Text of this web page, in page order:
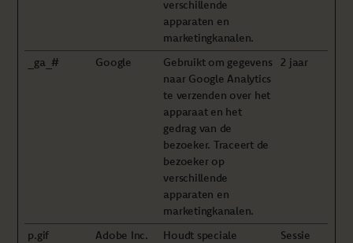
verschillende
apparaten en
marketingkanalen.
_ga_# Google
Gebruikt om gegevens
naar Google Analytics
te verzenden over het
apparaat en het
gedrag van de
bezoeker. Traceert de
bezoeker op
verschillende
apparaten en
marketingkanalen.
2 jaar
p.gif Adobe Inc.
Houdt speciale
Sessie